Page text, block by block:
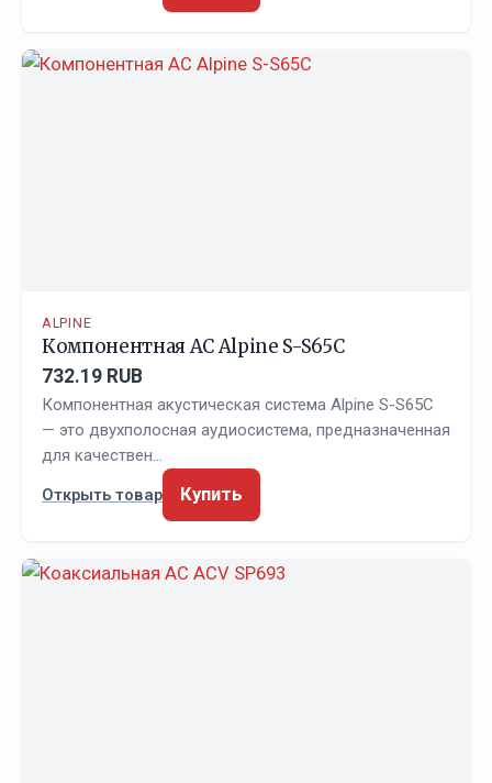
ALPINE
Компонентная АС Alpine S-S65C
732.19 RUB
Компонентная акустическая система Alpine S-S65C
— это двухполосная аудиосистема, предназначенная
для качествен…
Открыть товар
Купить